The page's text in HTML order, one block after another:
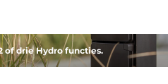
of drie Hydro functies.